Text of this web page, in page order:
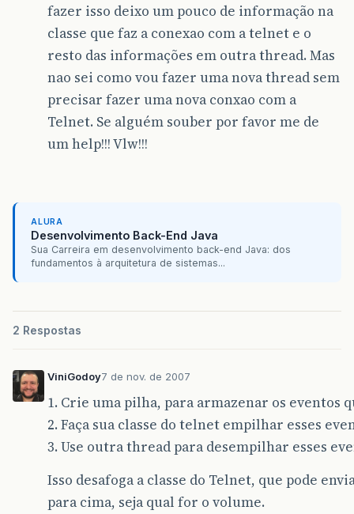
fazer isso deixo um pouco de informação na
classe que faz a conexao com a telnet e o
resto das informações em outra thread. Mas
nao sei como vou fazer uma nova thread sem
precisar fazer uma nova conxao com a
Telnet. Se alguém souber por favor me de
um help!!! Vlw!!!
ALURA
Desenvolvimento Back-End Java
Sua Carreira em desenvolvimento back-end Java: dos
fundamentos à arquitetura de sistemas...
2 Respostas
ViniGodoy7 de nov. de 2007
1. Crie uma pilha, para armazenar os eventos
2. Faça sua classe do telnet empilhar esses
3. Use outra thread para desempilhar esses
Isso desafoga a classe do Telnet, que pode
para cima, seja qual for o volume.